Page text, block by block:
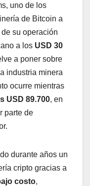
uno de los
de Bitcoin a
su operación
a los USD 30
a poner sobre
industria minera
ocurre mientras
USD 89.700, en
parte de
durante años un
cripto gracias a
costo,